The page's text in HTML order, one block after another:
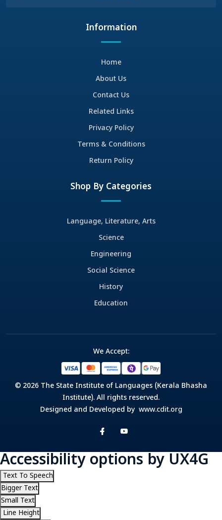
Information
Home
About Us
Contact Us
Related Links
Privacy Policy
Terms & Conditions
Return Policy
Shop By Categories
Language, Literature, Arts
Science
Engineering
Social Science
History
Education
We Accept:
© 2026 The State Institute of Languages (Kerala Bhasha
Institute). All rights reserved.
Designed and Developed by www.cdit.org
Accessibility options by UX4G
Text To Speech
Bigger Text
Small Text
Line Height